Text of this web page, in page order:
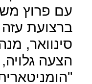
עם פרוץ
ברצועת עזה
סינוואר,
הצעה